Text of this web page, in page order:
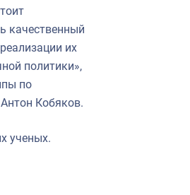
качественный
их
политики»,
по
Кобяков.
ученых.